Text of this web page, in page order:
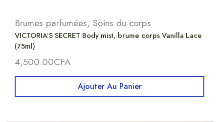
Brumes parfumées, Soins du corps
VICTORIA’S SECRET Body mist, brume corps Vanilla Lace
(75ml)
4,500.00CFA
Ajouter Au Panier